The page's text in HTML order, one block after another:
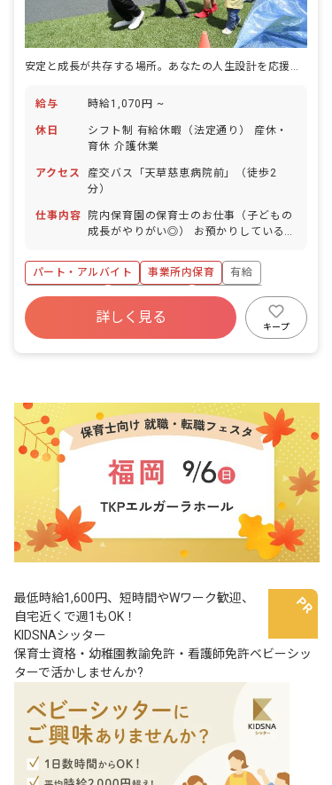
給与 時給1,070円 ~
休日
シフト制 有給休暇（法定通り） 産休・
育休 介護休業
アクセス
産交バス「天草慈恵病院前」（徒歩2
分）
仕事内容
院内保育園の保育士のお仕事（子どもの
成長がやりがい◎） お預かりしている子
食事・睡眠・排泄・清潔・衣類の着脱等
・集団生活を通じた社会性の装着 ・行事
の計画・実行、お知らせの作成
パート・アルバイト 事業所内保育
有給
福利厚生充実
産休育休制度
未経験歓迎
WEB面接OK
詳しく見る
キープ
最低時給1,600円、短時間やWワーク歓迎、
自宅近くで週1もOK！
KIDSNAシッター
保育士資格・幼稚園教諭免許・看護師免許ベビーシッ
ターで活かしませんか?